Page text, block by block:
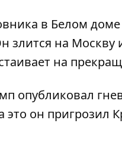
в Белом
злится на Москву
на
опубликовал
это он пригрозил